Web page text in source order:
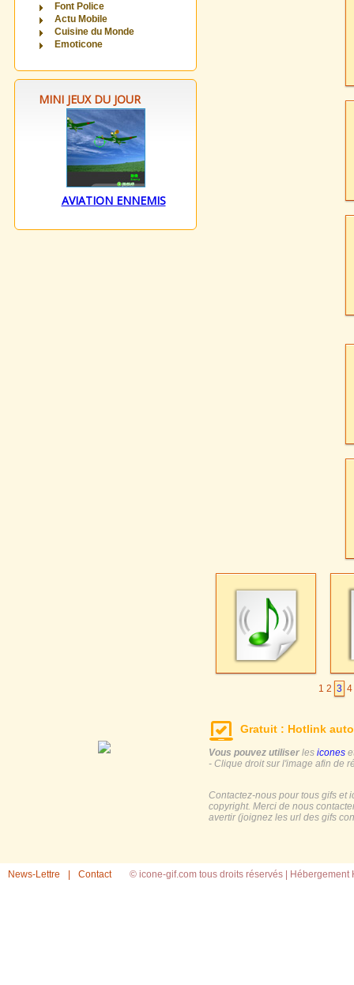
Font Police
Actu Mobile
Cuisine du Monde
Emoticone
MINI JEUX DU JOUR
AVIATION ENNEMIS
1 2 3 4
Gratuit : Hotlink
Vous pouvez utiliser les icones
- Clique droit sur l'image afin de
Contactez-nous pour tous gifs et
copyright. Merci de nous
avertir (joignez les url des gifs
News-Lettre Contact © icone-gif.com tous droits réservés | Hébergement